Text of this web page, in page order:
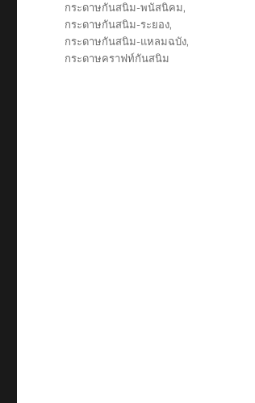
กระดาษกันสนิม-พนัสนิคม,
กระดาษกันสนิม-ระยอง,
กระดาษกันสนิม-แหลมฉบัง,
กระดาษคราฟท์กันสนิม